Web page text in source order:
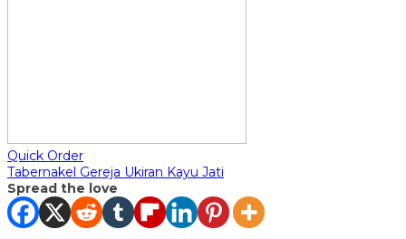
Quick Order
Tabernakel Gereja Ukiran Kayu Jati
Spread the love